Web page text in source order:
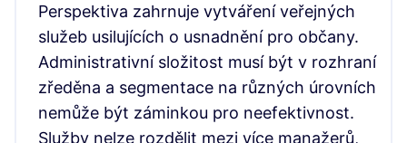
Perspektiva zahrnuje vytváření veřejných
služeb usilujících o usnadnění pro občany.
Administrativní složitost musí být v rozhraní
zředěna a segmentace na různých úrovních
nemůže být záminkou pro neefektivnost.
Služby nelze rozdělit mezi více manažerů,